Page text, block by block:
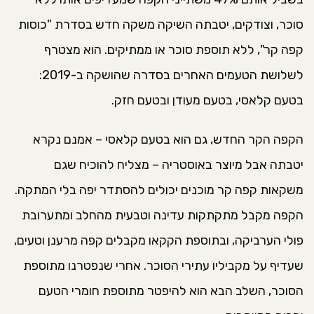
סוכר, וצודקים, יטבתה השיקה משקה חדש בסדרת "כוסות
קפה קר", ללא תוספת סוכר או ממתיקים. הוא מצטרף
לשלושת הטעמים האחרים בסדרה שהושקה ב-2019:
בטעם קלאסי, בטעם מעודן ובטעם חזק.
הקפה הקר החדש, גם הוא בטעם קלאסי – אמנם נקרא
יטבתה אבל מיוצר באוסטריה – מצליח להוכיח שגם
משקאות קפה קר מוכנים יכולים להסתדר יפה בלי המתקה.
הקפה מקבל מתקתקות עדינה וטבעית מהחלב ומתערובת
פולי הערביקה, ובתוספת הקקאו מקבלים קפה מרענן וטעים,
שעדיף על מקביליו עתירי הסוכר. אחרי שנפטרנו מתוספת
הסוכר, השלב הבא הוא להיפטר מתוספת חומרי הטעם